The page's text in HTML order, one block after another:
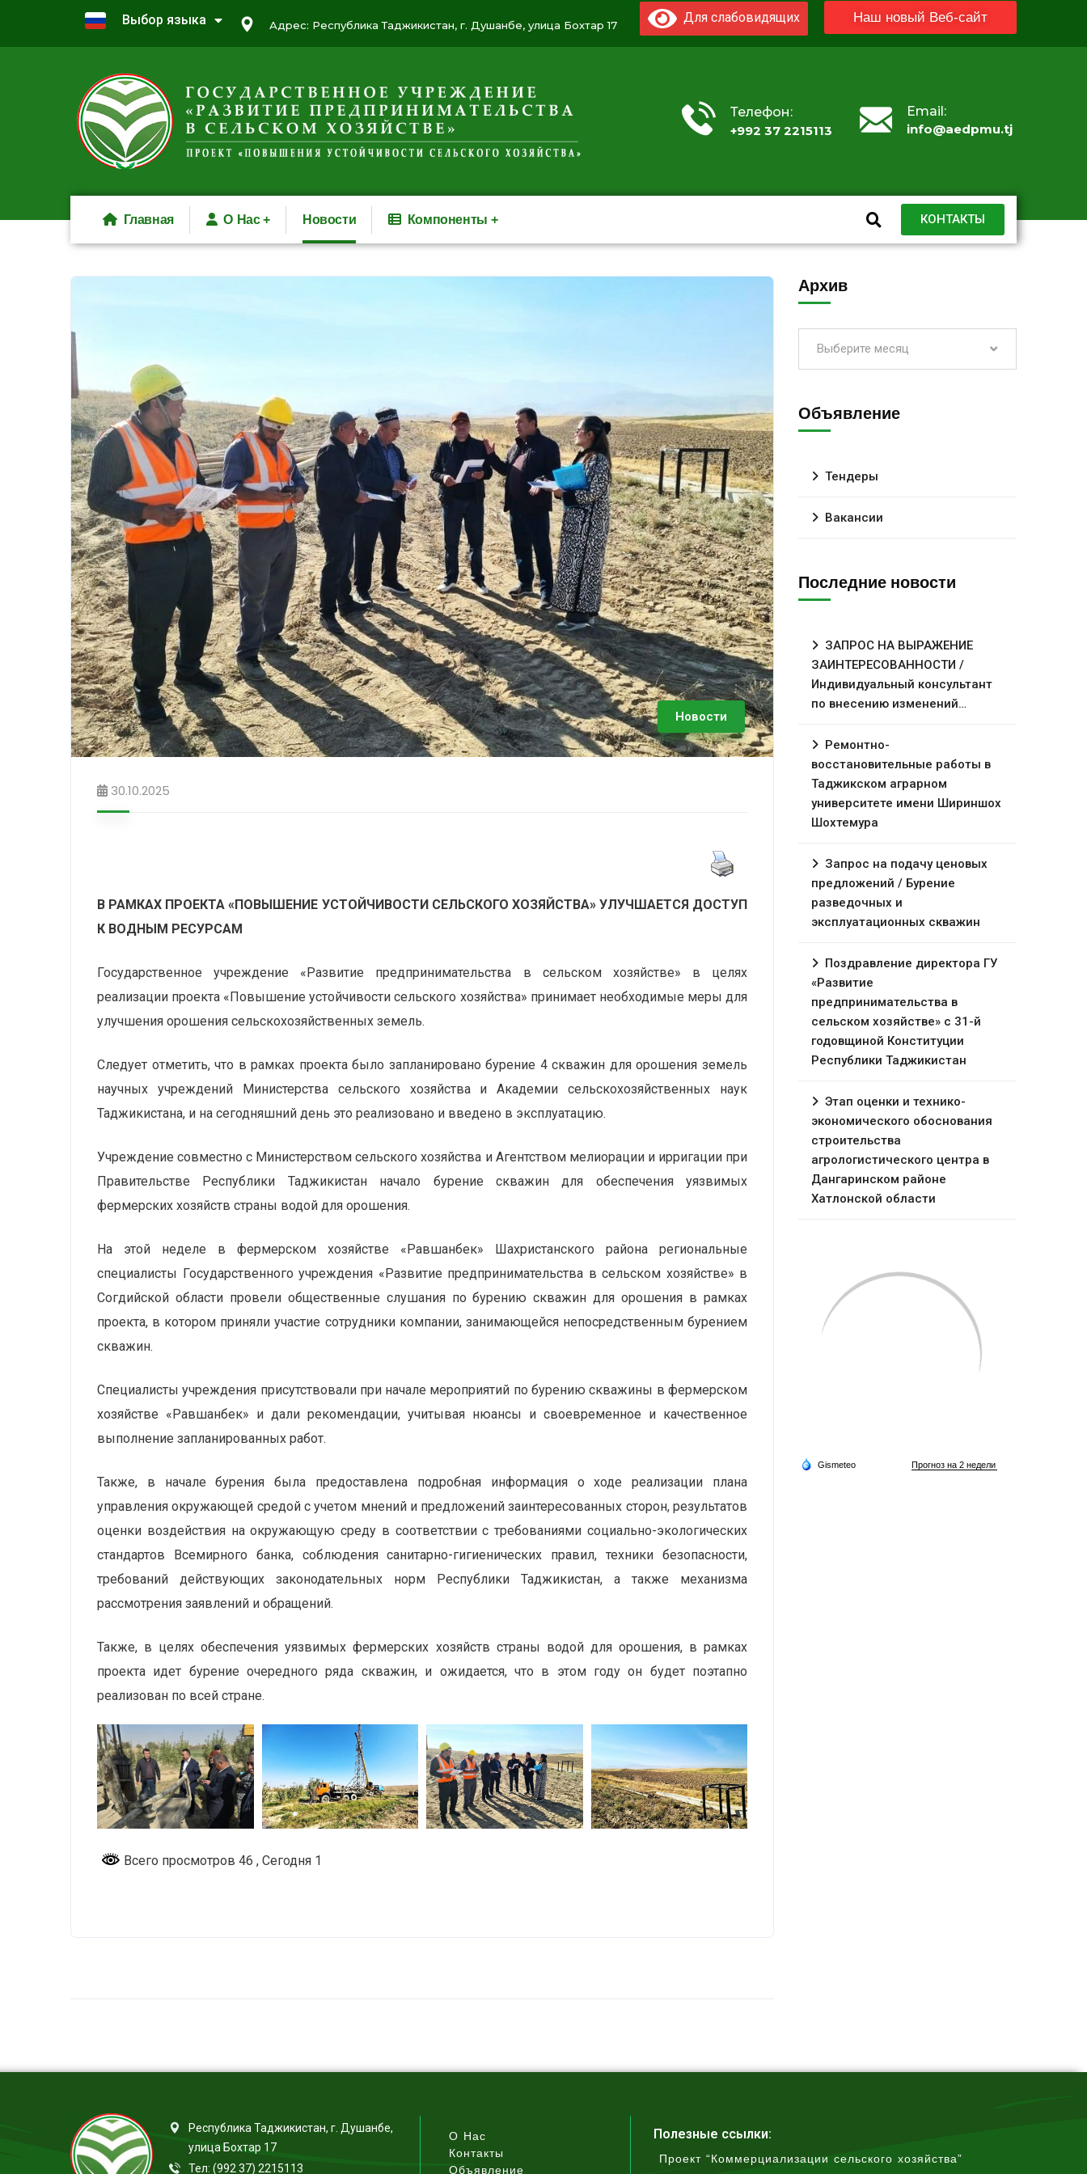
Выбор языка Адрес: Республика Таджикистан, г. Душанбе, улица Бохтар 17
Для слабовидящих Наш новый Веб-сайт
Телефон:
+992 37 2215113
Email:
info@aedpmu.tj
Главная О Нас Новости Компоненты КОНТАКТЫ
Новости
30.10.2025
В РАМКАХ ПРОЕКТА «ПОВЫШЕНИЕ УСТОЙЧИВОСТИ СЕЛЬСКОГО ХОЗЯЙСТВА» УЛУЧШАЕТСЯ ДОСТУП
К ВОДНЫМ РЕСУРСАМ
Государственное учреждение «Развитие предпринимательства в сельском хозяйстве» в целях
реализации проекта «Повышение устойчивости сельского хозяйства» принимает необходимые меры для
улучшения орошения сельскохозяйственных земель.
Следует отметить, что в рамках проекта было запланировано бурение 4 скважин для орошения земель
научных учреждений Министерства сельского хозяйства и Академии сельскохозяйственных наук
Таджикистана, и на сегодняшний день это реализовано и введено в эксплуатацию.
Учреждение совместно с Министерством сельского хозяйства и Агентством мелиорации и ирригации при
Правительстве Республики Таджикистан начало бурение скважин для обеспечения уязвимых
фермерских хозяйств страны водой для орошения.
На этой неделе в фермерском хозяйстве «Равшанбек» Шахристанского района региональные
специалисты Государственного учреждения «Развитие предпринимательства в сельском хозяйстве» в
Согдийской области провели общественные слушания по бурению скважин для орошения в рамках
проекта, в котором приняли участие сотрудники компании, занимающейся непосредственным бурением
скважин.
Специалисты учреждения присутствовали при начале мероприятий по бурению скважины в фермерском
хозяйстве «Равшанбек» и дали рекомендации, учитывая нюансы и своевременное и качественное
выполнение запланированных работ.
Также, в начале бурения была предоставлена ​​подробная информация о ходе реализации плана
управления окружающей средой с учетом мнений и предложений заинтересованных сторон, результатов
оценки воздействия на окружающую среду в соответствии с требованиями социально-экологических
стандартов Всемирного банка, соблюдения санитарно-гигиенических правил, техники безопасности,
требований действующих законодательных норм Республики Таджикистан, а также механизма
рассмотрения заявлений и обращений.
Также, в целях обеспечения уязвимых фермерских хозяйств страны водой для орошения, в рамках
проекта идет бурение очередного ряда скважин, и ожидается, что в этом году он будет поэтапно
реализован по всей стране.
Всего просмотров 46 , Сегодня 1
Архив
Выберите месяц
Объявление
Тендеры
Вакансии
Последние новости
ЗАПРОС НА ВЫРАЖЕНИЕ
ЗАИНТЕРЕСОВАННОСТИ /
Индивидуальный консультант
по внесению изменений…
Ремонтно-
восстановительные работы в
Таджикском аграрном
университете имени Шириншох
Шохтемура
Запрос на подачу ценовых
предложений / Бурение
разведочных и
эксплуатационных скважин
Поздравление директора ГУ
«Развитие
предпринимательства в
сельском хозяйстве» с 31-й
годовщиной Конституции
Республики Таджикистан
Этап оценки и технико-
экономического обоснования
строительства
агрологистического центра в
Дангаринском районе
Хатлонской области
Республика Таджикистан, г. Душанбе,
улица Бохтар 17
Тел: (992 37) 2215113
О Нас
Контакты
Объявление
Полезные ссылки:
Проект “Коммерциализации сельского хозяйства”